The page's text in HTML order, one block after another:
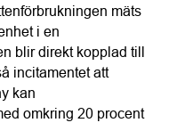
lika viktig, menar
förutsättningar att